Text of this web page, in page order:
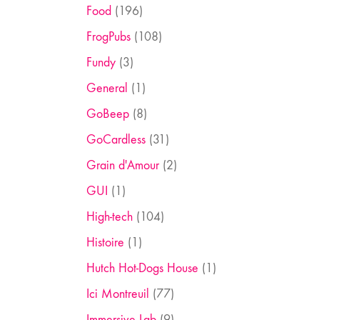
Food (196)
FrogPubs(108)
Fundy(3)
General (1)
GoBeep(8)
GoCardless(31)
Grain d'Amour(2)
GUI (1)
High-tech(104)
Histoire (1)
Hutch Hot-Dogs House (1)
Ici Montreuil (77)